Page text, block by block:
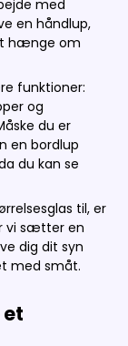
med
en håndlup,
hænge om
funktioner:
og
du er
en bordlup
du kan se
til, er
vi sætter en
dig dit syn
med småt.